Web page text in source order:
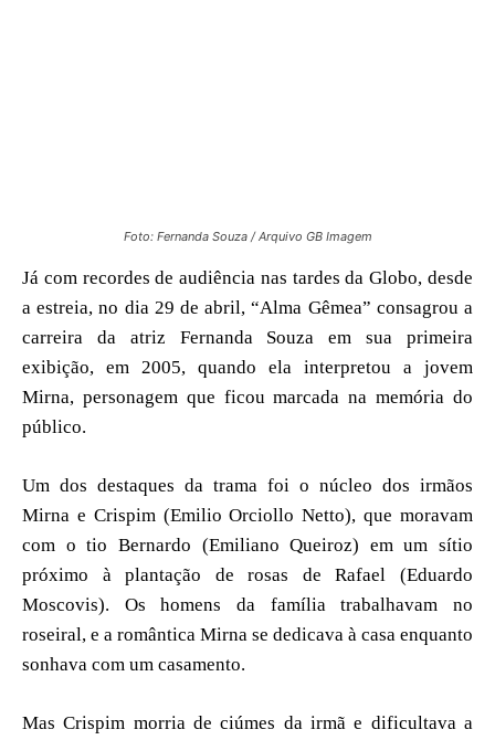
Foto: Fernanda Souza / Arquivo GB Imagem
Já com recordes de audiência nas tardes da Globo, desde
a estreia, no dia 29 de abril, “Alma Gêmea” consagrou a
carreira da atriz Fernanda Souza em sua primeira
exibição, em 2005, quando ela interpretou a jovem
Mirna, personagem que ficou marcada na memória do
público.
Um dos destaques da trama foi o núcleo dos irmãos
Mirna e Crispim (Emilio Orciollo Netto), que moravam
com o tio Bernardo (Emiliano Queiroz) em um sítio
próximo à plantação de rosas de Rafael (Eduardo
Moscovis). Os homens da família trabalhavam no
roseiral, e a romântica Mirna se dedicava à casa enquanto
sonhava com um casamento.
Mas Crispim morria de ciúmes da irmã e dificultava a